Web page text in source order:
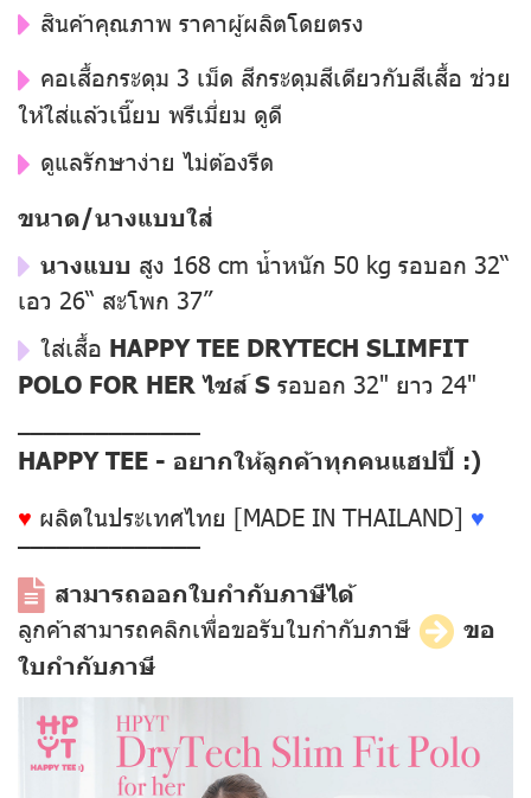
สินค้าคุณภาพ ราคาผู้ผลิตโดยตรง
คอเสื้อกระดุม 3 เม็ด สีกระดุมสีเดียวกับสีเสื้อ ช่วย
ให้ใส่แล้วเนี๊ยบ พรีเมี่ยม ดูดี
ดูแลรักษาง่าย ไม่ต้องรีด
ขนาด/นางแบบใส่
นางแบบ สูง 168 cm น้ำหนัก 50 kg รอบอก 32“
เอว 26“ สะโพก 37”
ใส่เสื้อ HAPPY TEE DRYTECH SLIMFIT
POLO FOR HER ไซส์ S รอบอก 32" ยาว 24"
––––––––––––––
HAPPY TEE - อยากให้ลูกค้าทุกคนแฮปปี้ :)
♥ ผลิตในประเทศไทย [MADE IN THAILAND] ♥
––––––––––––––
สามารถออกใบกำกับภาษีได้
ลูกค้าสามารถคลิกเพื่อขอรับใบกำกับภาษี
ขอ
ใบกำกับภาษี